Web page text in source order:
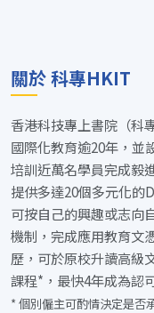
關於 科專HKIT
香港科技專上書院（科
國際化教育逾20年，並
培訓近萬名學員完成毅
提供多達20個多元化的
可按自己的興趣或志向
機制，完成應用教育文
歷，可於原校升讀高級
課程*，最快4年成為認
* 個別僱主可酌情決定是否